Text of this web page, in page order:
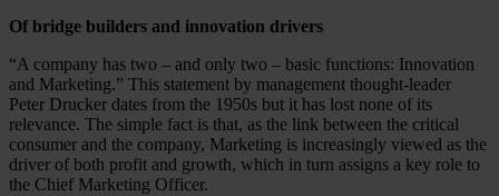
Of bridge builders and innovation drivers
“A company has two – and only two – basic functions: Innovation
and Marketing.” This statement by management thought-leader
Peter Drucker dates from the 1950s but it has lost none of its
relevance. The simple fact is that, as the link between the critical
consumer and the company, Marketing is increasingly viewed as the
driver of both profit and growth, which in turn assigns a key role to
the Chief Marketing Officer.